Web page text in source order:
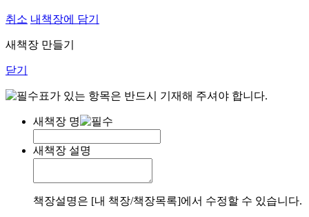
취소 내책장에 담기
새책장 만들기
닫기
표가 있는 항목은 반드시 기재해 주셔야 합니다.
새책장 명
새책장 설명
책장설명은 [내 책장/책장목록]에서 수정할 수 있습니다.